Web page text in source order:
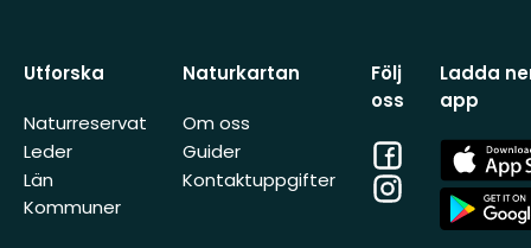
Utforska
Naturreservat
Leder
Län
Kommuner
Naturkartan
Om oss
Guider
Kontaktuppgifter
Följ
oss
Facebook
Instagram
Ladda
app
App
Store
App
Store